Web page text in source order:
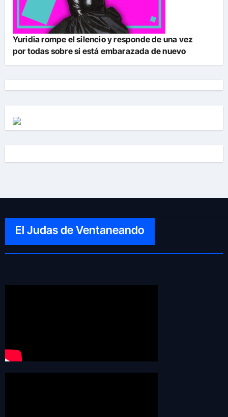
Yuridia rompe el silencio y responde de una vez
por todas sobre si está embarazada de nuevo
El Judas de Ventaneando